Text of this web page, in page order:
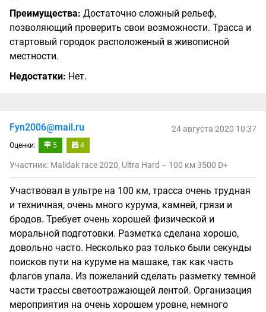
Преимущества: Достаточно сложный рельеф,
позволяющий проверить свои возможности. Трасса и
стартовый городок расположеный в живописной
местности.
Недостатки: Нет.
Fyn2006@mail.ru
Оценки: 5 4
24 августа 2020 10:37
Участник: Malidak race 2020, Ultra Hard – 100 км 3500 D+
Участвовал в ультре на 100 км, трасса очень трудная
и техничная, очень много курума, камней, грязи и
бродов. Требует очень хорошей физической и
моральной подготовки. Разметка сделана хорошо,
довольно часто. Несколько раз только были секунды
поисков пути на куруме на машаке, так как часть
флагов упала. Из пожеланий сделать разметку темной
части трассы светоотражающей лентой. Организация
мероприятия на очень хорошем уровне, немного